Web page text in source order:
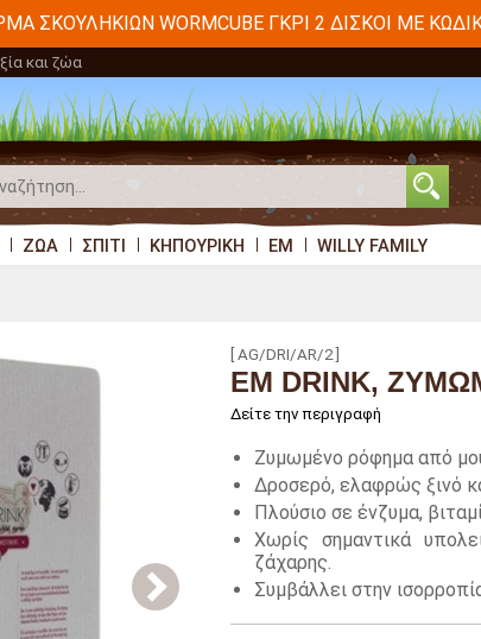
ΣΚΟΥΛΗΚΙΏΝ WORMCUBE ΓΚΡΙ 2 ΔΊΣΚΟΙ ΜΕ
και ζώα
ΖΏΑ ΣΠΊΤΙ ΚΗΠΟΥΡΙΚΉ EM WILLY FAMILY
[ AG/DRI/AR/2 ]
EM DRINK,
Δείτε την περιγραφή
Ζυμωμένο ρόφημα από
Δροσερό, ελαφρώς ξινό
Πλούσιο σε ένζυμα,
Χωρίς σημαντικά
ζάχαρης.
Συμβάλλει στην